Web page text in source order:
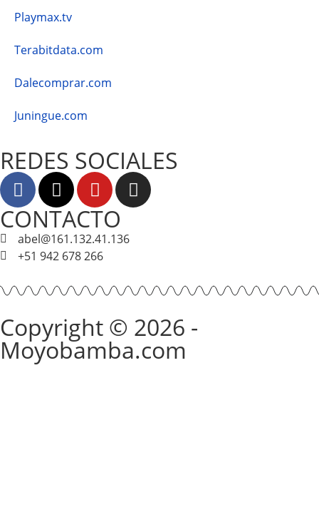
Playmax.tv
Terabitdata.com
Dalecomprar.com
Juningue.com
REDES SOCIALES
CONTACTO
abel@161.132.41.136
+51 942 678 266
Copyright © 2026 -
Moyobamba.com